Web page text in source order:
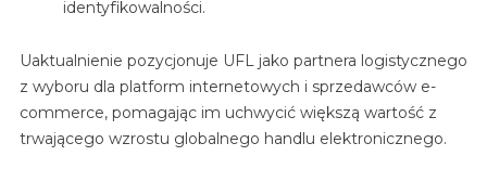
identyfikowalności.
Uaktualnienie pozycjonuje UFL jako partnera logistycznego
z wyboru dla platform internetowych i sprzedawców e-
commerce, pomagając im uchwycić większą wartość z
trwającego wzrostu globalnego handlu elektronicznego.